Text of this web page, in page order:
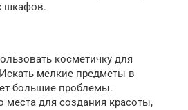
шкафов.
косметичку для
мелкие предметы в
большие проблемы.
места для создания красоты,